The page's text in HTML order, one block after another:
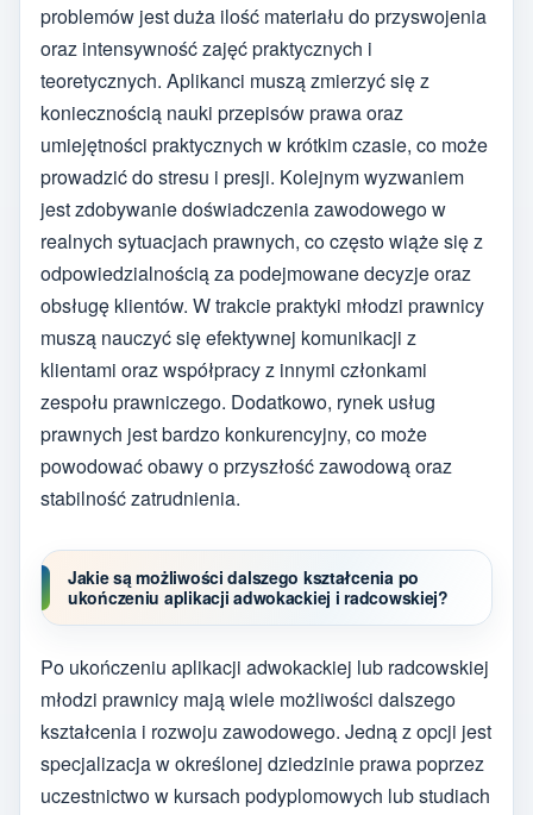
problemów jest duża ilość materiału do przyswojenia
oraz intensywność zajęć praktycznych i
teoretycznych. Aplikanci muszą zmierzyć się z
koniecznością nauki przepisów prawa oraz
umiejętności praktycznych w krótkim czasie, co może
prowadzić do stresu i presji. Kolejnym wyzwaniem
jest zdobywanie doświadczenia zawodowego w
realnych sytuacjach prawnych, co często wiąże się z
odpowiedzialnością za podejmowane decyzje oraz
obsługę klientów. W trakcie praktyki młodzi prawnicy
muszą nauczyć się efektywnej komunikacji z
klientami oraz współpracy z innymi członkami
zespołu prawniczego. Dodatkowo, rynek usług
prawnych jest bardzo konkurencyjny, co może
powodować obawy o przyszłość zawodową oraz
stabilność zatrudnienia.
Jakie są możliwości dalszego kształcenia po
ukończeniu aplikacji adwokackiej i radcowskiej?
Po ukończeniu aplikacji adwokackiej lub radcowskiej
młodzi prawnicy mają wiele możliwości dalszego
kształcenia i rozwoju zawodowego. Jedną z opcji jest
specjalizacja w określonej dziedzinie prawa poprzez
uczestnictwo w kursach podyplomowych lub studiach